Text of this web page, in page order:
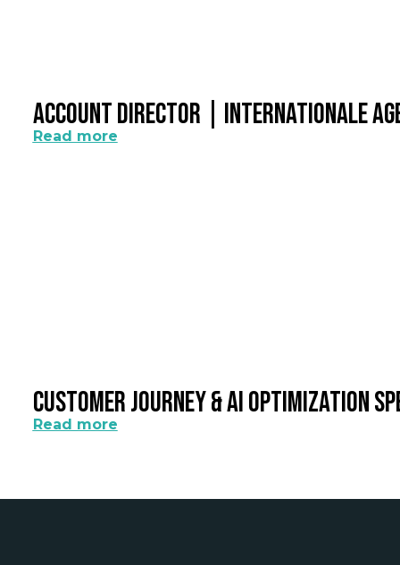
Account Director | Internationale
Read more
Customer Journey & AI Optimization
Read more